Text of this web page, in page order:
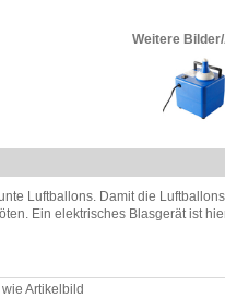
Weitere
Luftballons. Damit die
Ein elektrisches Blasgerät ist
Artikelbild